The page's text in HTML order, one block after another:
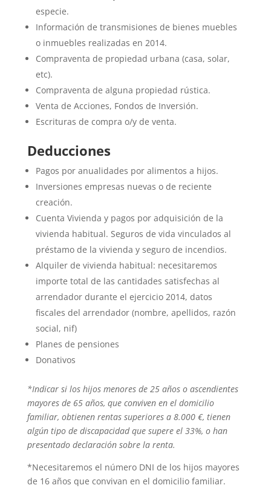
especie.
Información de transmisiones de bienes muebles
o inmuebles realizadas en 2014.
Compraventa de propiedad urbana (casa, solar,
etc).
Compraventa de alguna propiedad rústica.
Venta de Acciones, Fondos de Inversión.
Escrituras de compra o/y de venta.
Deducciones
Pagos por anualidades por alimentos a hijos.
Inversiones empresas nuevas o de reciente
creación.
Cuenta Vivienda y pagos por adquisición de la
vivienda habitual. Seguros de vida vinculados al
préstamo de la vivienda y seguro de incendios.
Alquiler de vivienda habitual: necesitaremos
importe total de las cantidades satisfechas al
arrendador durante el ejercicio 2014, datos
fiscales del arrendador (nombre, apellidos, razón
social, nif)
Planes de pensiones
Donativos
*Indicar si los hijos menores de 25 años o ascendientes
mayores de 65 años, que conviven en el domicilio
familiar, obtienen rentas superiores a 8.000 €, tienen
algún tipo de discapacidad que supere el 33%, o han
presentado declaración sobre la renta.
*Necesitaremos el número DNI de los hijos mayores
de 16 años que convivan en el domicilio familiar.